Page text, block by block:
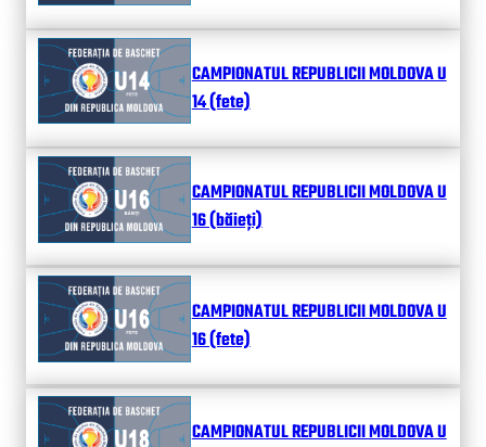
CAMPIONATUL REPUBLICII MOLDOVA U
14 (fete)
CAMPIONATUL REPUBLICII MOLDOVA U
16 (băieți)
CAMPIONATUL REPUBLICII MOLDOVA U
16 (fete)
CAMPIONATUL REPUBLICII MOLDOVA U